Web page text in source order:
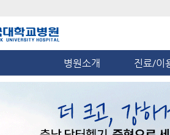
병원소개 진료/이